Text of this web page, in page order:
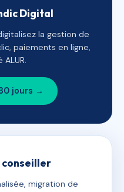
Digital
la gestion de
paiements en ligne,
jours →
conseiller
migration de